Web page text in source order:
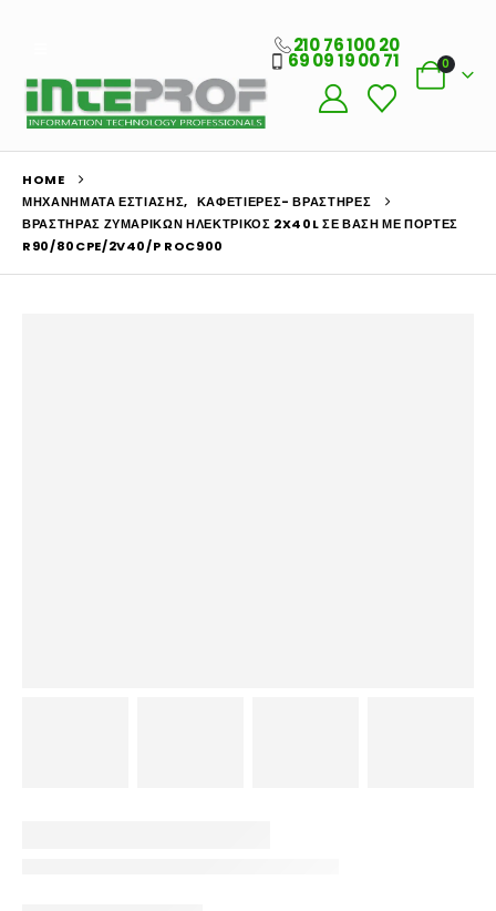
210 76 100 20
69 09 19 00 71 0
HOME
ΜΗΧΑΝΉΜΑΤΑ ΕΣΤΊΑΣΗΣ, ΚΑΦΕΤΙΈΡΕΣ- ΒΡΑΣΤΉΡΕΣ
ΒΡΑΣΤΉΡΑΣ ΖΥΜΑΡΙΚΏΝ ΗΛΕΚΤΡΙΚΌΣ 2X40L ΣΕ ΒΆΣΗ ΜΕ ΠΌΡΤΕΣ
R90/80CPE/2V40/P ROC900